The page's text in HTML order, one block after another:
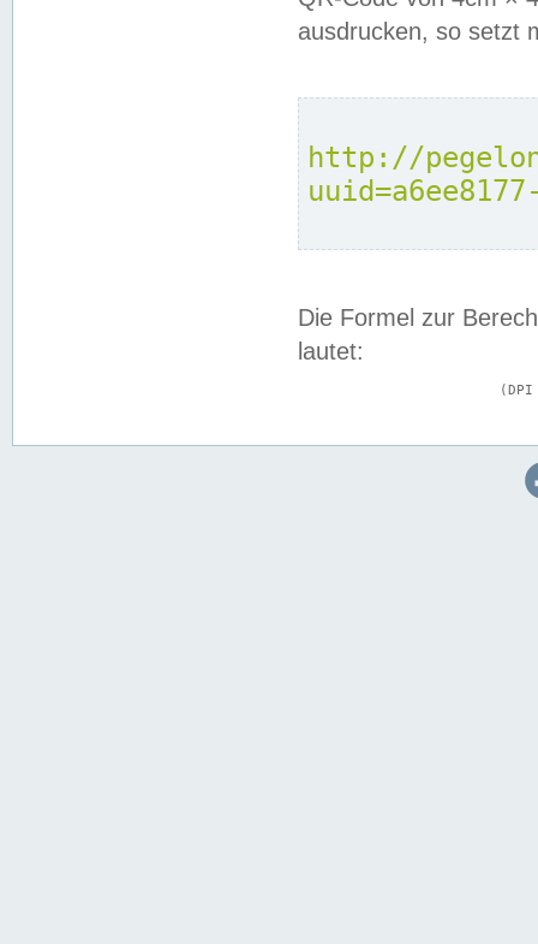
ausdrucken, so setzt
http://
Die Formel zur
lautet: